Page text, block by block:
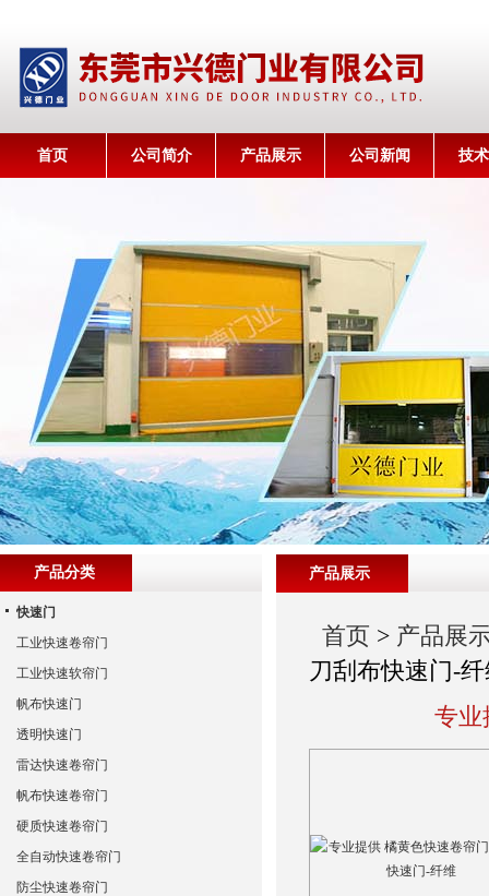
首页 公司简介 产品展示 公司新闻 技
产品展示
首页 > 产品展
刀刮布快速门-
专业
产品分类
快速门
工业快速卷帘门
工业快速软帘门
帆布快速门
透明快速门
雷达快速卷帘门
帆布快速卷帘门
硬质快速卷帘门
全自动快速卷帘门
防尘快速卷帘门